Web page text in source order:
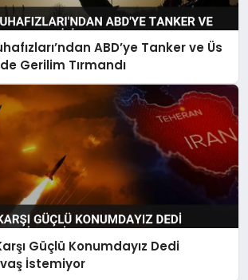
ABD’ye Tanker ve Üs
Gerilim Tırmandı
Güçlü Konumdayız Dedi
İstemiyor